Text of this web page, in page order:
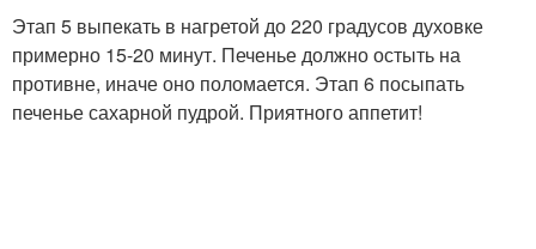
Этап 5 выпекать в нагретой до 220 градусов духовке
примерно 15-20 минут. Печенье должно остыть на
противне, иначе оно поломается. Этап 6 посыпать
печенье сахарной пудрой. Приятного аппетит!